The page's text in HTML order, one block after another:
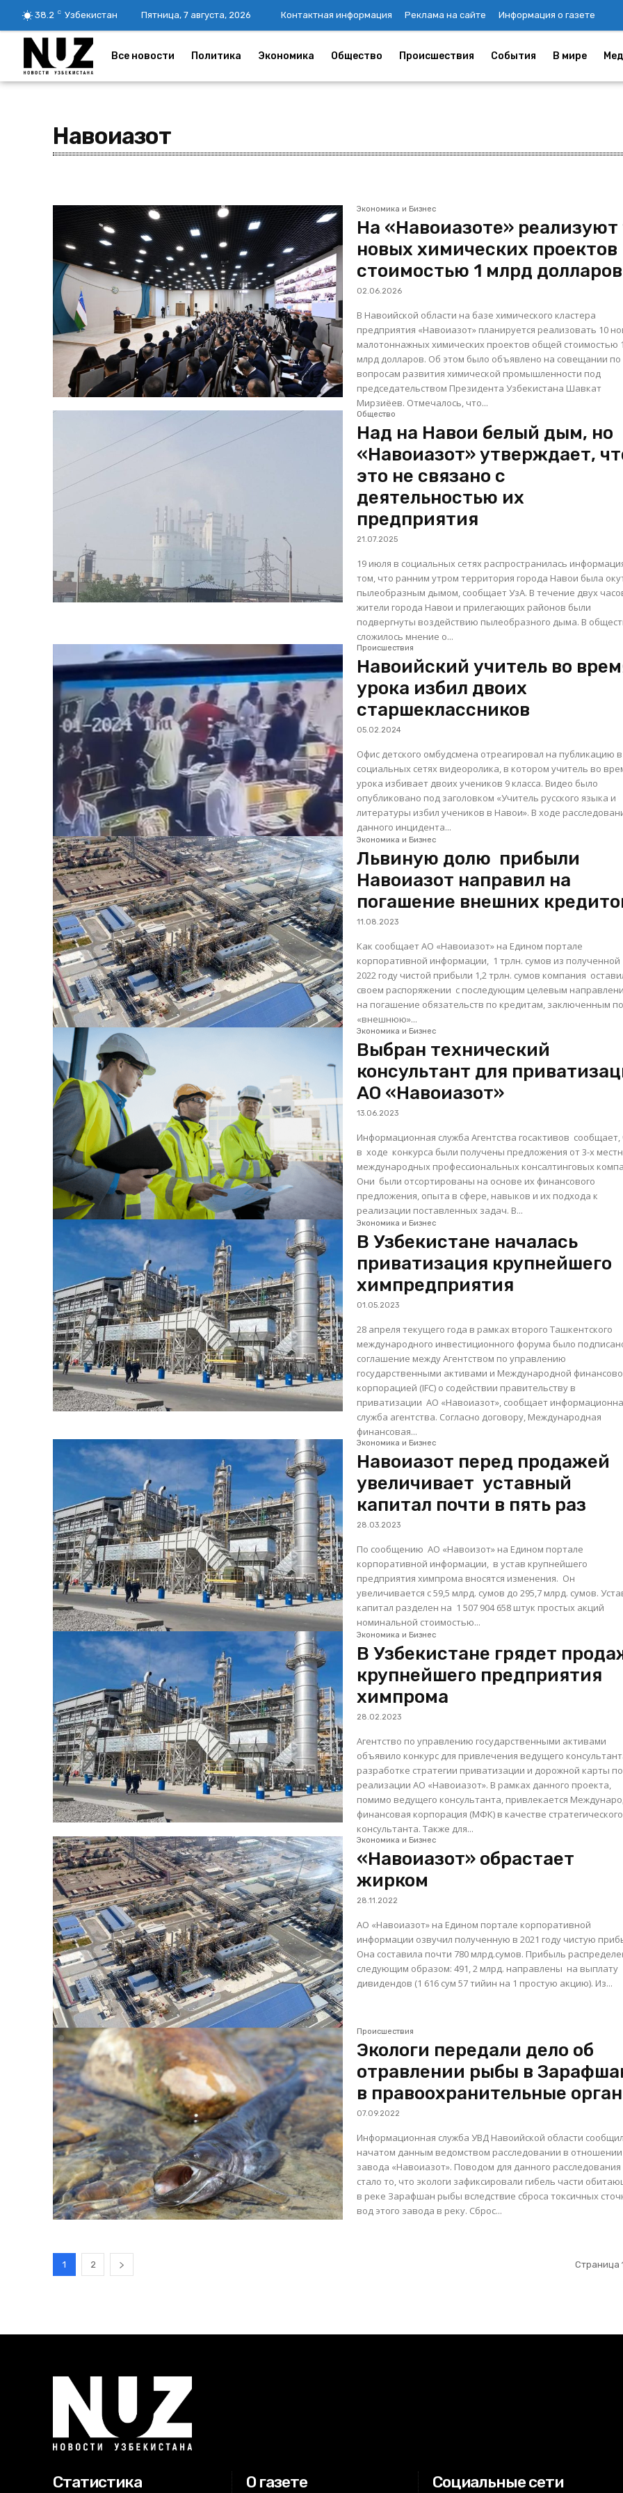
38.2 C Узбекистан Пятница, 7 августа, 2026 Контактная информация Реклама на сайте Информация о газете
Все новости Политика Экономика Общество Происшествия События В мире
Навоиазот
Экономика и Бизнес
На «Навоиазоте» реализуют
новых химических проектов
стоимостью 1 млрд долларов
02.06.2026
В Навоийской области на базе химического кластера
предприятия «Навоиазот» планируется реализовать 10
малотоннажных химических проектов общей стоимостью 1
млрд долларов. Об этом было объявлено на совещании по
вопросам развития химической промышленности под
председательством Президента Узбекистана Шавкат
Мирзиёев. Отмечалось, что...
Общество
Над на Навои белый дым, но
«Навоиазот» утверждает,
это не связано с
деятельностью их
предприятия
21.07.2025
19 июля в социальных сетях распространилась
том, что ранним утром территория города Навои была
пылеобразным дымом, сообщает УзА. В течение двух часов
жители города Навои и прилегающих районов были
подвергнуты воздействию пылеобразного дыма. В обществе
сложилось мнение о...
Происшествия
Навоийский учитель во
урока избил двоих
старшеклассников
05.02.2024
Офис детского омбудсмена отреагировал на публикацию в
социальных сетях видеоролика, в котором учитель во
урока избивает двоих учеников 9 класса. Видео было
опубликовано под заголовком «Учитель русского языка и
литературы избил учеников в Навои». В ходе расследования
данного инцидента...
Экономика и Бизнес
Львиную долю прибыли
Навоиазот направил на
погашение внешних
11.08.2023
Как сообщает АО «Навоиазот» на Едином портале
корпоративной информации, 1 трлн. сумов из
2022 году чистой прибыли 1,2 трлн. сумов компания
своем распоряжении с последующим целевым
на погашение обязательств по кредитам, заключенным
«внешнюю»...
Экономика и Бизнес
Выбран технический
консультант для
АО «Навоиазот»
13.06.2023
Информационная служба Агентства госактивов сообщает,
в ходе конкурса были получены предложения от 3-х
международных профессиональных консалтинговых
Они были отсортированы на основе их финансового
предложения, опыта в сфере, навыков и их подхода к
реализации поставленных задач. В...
Экономика и Бизнес
В Узбекистане началась
приватизация крупнейшего
химпредприятия
01.05.2023
28 апреля текущего года в рамках второго Ташкентского
международного инвестиционного форума было
соглашение между Агентством по управлению
государственными активами и Международной
корпорацией (IFC) о содействии правительству в
приватизации АО «Навоиазот», сообщает
служба агентства. Согласно договору, Международная
финансовая...
Экономика и Бизнес
Навоиазот перед продажей
увеличивает уставный
капитал почти в пять раз
28.03.2023
По сообщению АО «Навоизот» на Едином портале
корпоративной информации, в устав крупнейшего
предприятия химпрома вносятся изменения. Он
увеличивается с 59,5 млрд. сумов до 295,7 млрд. сумов.
капитал разделен на 1 507 904 658 штук простых акций
номинальной стоимостью...
Экономика и Бизнес
В Узбекистане грядет
крупнейшего предприятия
химпрома
28.02.2023
Агентство по управлению государственными активами
объявило конкурс для привлечения ведущего
разработке стратегии приватизации и дорожной карты
реализации АО «Навоиазот». В рамках данного проекта,
помимо ведущего консультанта, привлекается
финансовая корпорация (МФК) в качестве стратегического
консультанта. Также для...
Экономика и Бизнес
«Навоиазот» обрастает
жирком
28.11.2022
АО «Навоиазот» на Едином портале корпоративной
информации озвучил полученную в 2021 году чистую
Она составила почти 780 млрд.сумов. Прибыль распределена
следующим образом: 491, 2 млрд. направлены на выплату
дивидендов (1 616 сум 57 тийин на 1 простую акцию). Из...
Происшествия
Экологи передали дело об
отравлении рыбы в
в правоохранительные
07.09.2022
Информационная служба УВД Навоийской области
начатом данным ведомством расследовании в отношении
завода «Навоиазот». Поводом для данного расследования
стало то, что экологи зафиксировали гибель части
в реке Зарафшан рыбы вследствие сброса токсичных
вод этого завода в реку. Сброс...
1 2 Страница
Статистика О газете Социальные сети